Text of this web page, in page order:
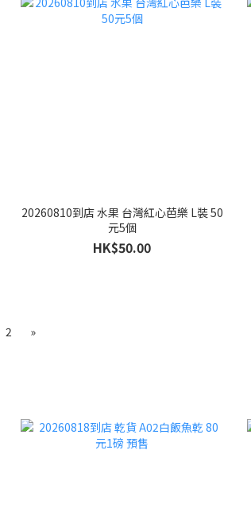
20260810到店 水果 台灣紅心芭樂 L裝 50
元5個
HK$50.00
2 »